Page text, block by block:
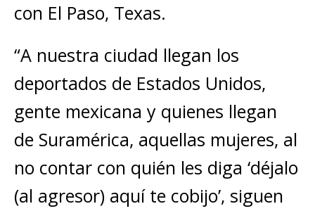
con El Paso, Texas.
“A nuestra ciudad llegan los
deportados de Estados Unidos,
gente mexicana y quienes llegan
de Suramérica, aquellas mujeres, al
no contar con quién les diga ‘déjalo
(al agresor) aquí te cobijo’, siguen